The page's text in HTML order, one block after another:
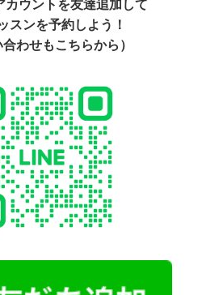
スンを予約しよう！
合わせもこちらから）